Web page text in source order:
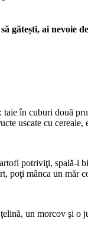
gătești, ai nevoie
taie în cuburi două
uscate cu
potriviţi, spală-i
poţi mânca un măr
un morcov şi o